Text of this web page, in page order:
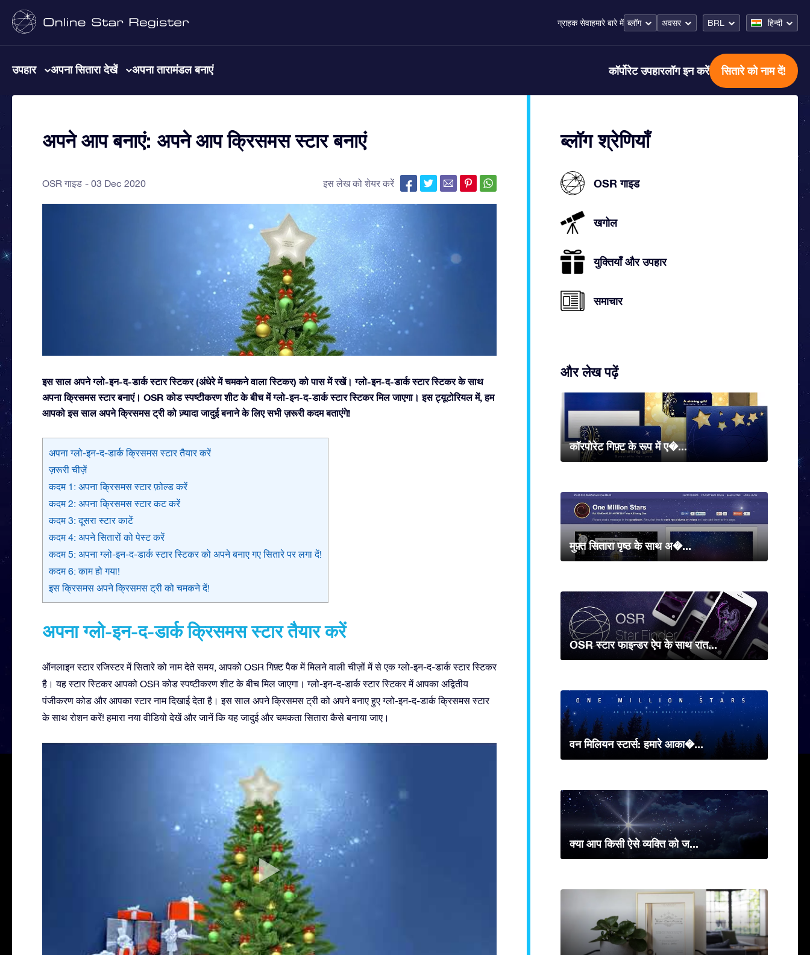
ग्राहक सेवाहमारे बारे में ब्लॉग अवसर BRL हिन्दी
उपहार अपना सितारा देखें अपना तारामंडल बनाएं कॉर्पोरेट उपहारलॉग इन करें सितारे को नाम दें!
अपने आप बनाएं: अपने आप क्रिसमस स्टार बनाएं
OSR गाइड 03 Dec 2020 इस लेख को शेयर करें
इस साल अपने ग्लो-इन-द-डार्क स्टार स्टिकर (अंधेरे में चमकने वाला स्टिकर) को पास में रखें। ग्लो-इन-द-डार्क स्टार स्टिकर के साथ
अपना क्रिसमस स्टार बनाएं। OSR कोड स्पष्टीकरण शीट के बीच में ग्लो-इन-द-डार्क स्टार स्टिकर मिल जाएगा। इस ट्यूटोरियल में, हम
आपको इस साल अपने क्रिसमस ट्री को ज़्यादा जादुई बनाने के लिए सभी ज़रूरी कदम बताएंगे!
अपना ग्लो-इन-द-डार्क क्रिसमस स्टार तैयार करें
ज़रूरी चीज़ें
कदम 1: अपना क्रिसमस स्टार फ़ोल्ड करें
कदम 2: अपना क्रिसमस स्टार कट करें
कदम 3: दूसरा स्टार काटें
कदम 4: अपने सितारों को पेस्ट करें
कदम 5: अपना ग्लो-इन-द-डार्क स्टार स्टिकर को अपने बनाए गए सितारे पर लगा दें!
कदम 6: काम हो गया!
इस क्रिसमस अपने क्रिसमस ट्री को चमकने दें!
अपना ग्लो-इन-द-डार्क क्रिसमस स्टार तैयार करें
ऑनलाइन स्टार रजिस्टर में सितारे को नाम देते समय, आपको OSR गिफ़्ट पैक में मिलने वाली चीज़ों में से एक ग्लो-इन-द-डार्क स्टार स्टिकर
है। यह स्टार स्टिकर आपको OSR कोड स्पष्टीकरण शीट के बीच मिल जाएगा। ग्लो-इन-द-डार्क स्टार स्टिकर में आपका अद्वितीय
पंजीकरण कोड और आपका स्टार नाम दिखाई देता है। इस साल अपने क्रिसमस ट्री को अपने बनाए हुए ग्लो-इन-द-डार्क क्रिसमस स्टार
के साथ रोशन करें! हमारा नया वीडियो देखें और जानें कि यह जादुई और चमकता सितारा कैसे बनाया जाए।
ब्लॉग श्रेणियाँ
OSR गाइड
खगोल
युक्तियाँ और उपहार
समाचार
और लेख पढ़ें
कॉरपोरेट गिफ़्ट के रूप में ए�...
मुफ़्त सितारा पृष्ठ के साथ अ�...
OSR स्टार फाइन्डर ऐप के साथ रात...
वन मिलियन स्टार्स: हमारे आका�...
क्या आप किसी ऐसे व्यक्ति को ज...